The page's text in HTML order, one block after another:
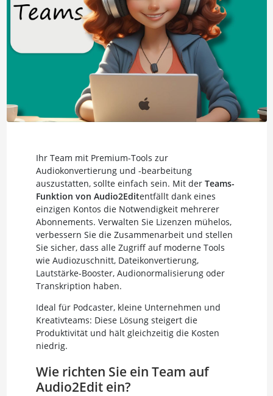
Ihr Team mit Premium-Tools zur
Audiokonvertierung und -bearbeitung
auszustatten, sollte einfach sein. Mit der Teams-
Funktion von Audio2Editentfällt dank eines
einzigen Kontos die Notwendigkeit mehrerer
Abonnements. Verwalten Sie Lizenzen mühelos,
verbessern Sie die Zusammenarbeit und stellen
Sie sicher, dass alle Zugriff auf moderne Tools
wie Audiozuschnitt, Dateikonvertierung,
Lautstärke-Booster, Audionormalisierung oder
Transkription haben.
Ideal für Podcaster, kleine Unternehmen und
Kreativteams: Diese Lösung steigert die
Produktivität und hält gleichzeitig die Kosten
niedrig.
Wie richten Sie ein Team auf
Audio2Edit ein?